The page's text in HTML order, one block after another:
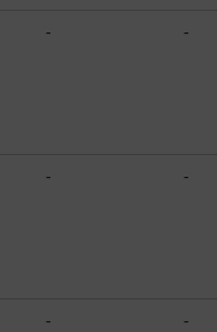
- -
- -
- -